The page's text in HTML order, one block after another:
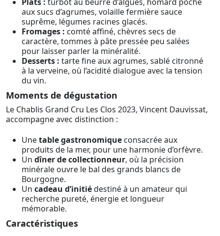
aux sucs d’agrumes, volaille fermière sauce
suprême, légumes racines glacés.
Fromages : comté affiné, chèvres secs de
caractère, tommes à pâte pressée peu salées
pour laisser parler la minéralité.
Desserts : tarte fine aux agrumes, sablé citronné
à la verveine, où l’acidité dialogue avec la tension
du vin.
Moments de dégustation
Le Chablis Grand Cru Les Clos 2023, Vincent Dauvissat,
accompagne avec distinction :
Unetable gastronomique consacrée aux
produits de la mer, pour une harmonie d’orfèvre.
Un dîner de collectionneur, où la précision
minérale ouvre le bal des grands blancs de
Bourgogne.
Un cadeau d’initiédestiné à un amateur qui
recherche pureté, énergie et longueur
mémorable.
Caractéristiques